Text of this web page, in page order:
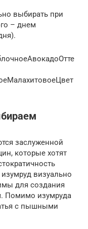
выбирать при
– днем
заслуженной
которые хотят
визуально
для создания
Помимо изумруда
с пышными